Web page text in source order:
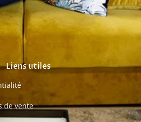
Liens utiles
de vente